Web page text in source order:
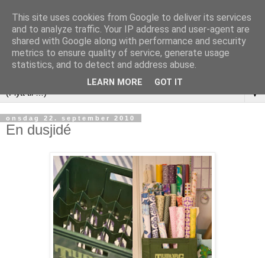
▼
onsdag 22. september 2010
En dusjidé
This site uses cookies from Google to deliver its services
and to analyze traffic. Your IP address and user-agent are
shared with Google along with performance and security
metrics to ensure quality of service, generate usage
statistics, and to detect and address abuse.
LEARN MORE GOT IT